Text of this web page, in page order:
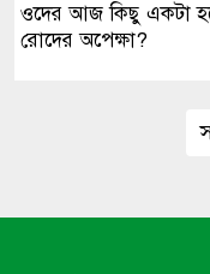
ওদের আজ কিছু একটা
রোদের অপেক্ষা?